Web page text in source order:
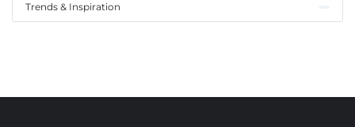
Trends & Inspiration